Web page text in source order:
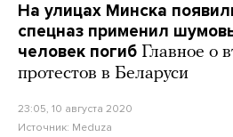
На улицах Минска
спецназ применил
человек погиб Главное о
протестов в Беларуси
23:05, 10 августа 2020
Источник: Meduza